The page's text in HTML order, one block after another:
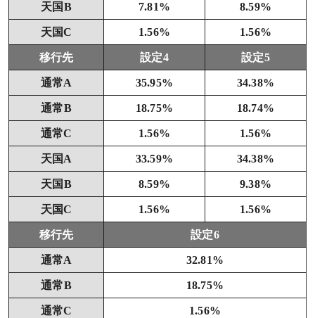
天国B 7.81% 8.59%
天国C 1.56% 1.56%
移行先 設定4 設定5
通常A 35.95% 34.38%
通常B 18.75% 18.74%
通常C 1.56% 1.56%
天国A 33.59% 34.38%
天国B 8.59% 9.38%
天国C 1.56% 1.56%
移行先 設定6
通常A 32.81%
通常B 18.75%
通常C 1.56%